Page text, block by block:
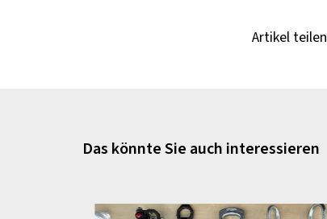
Artikel teilen
Das könnte Sie auch interessieren